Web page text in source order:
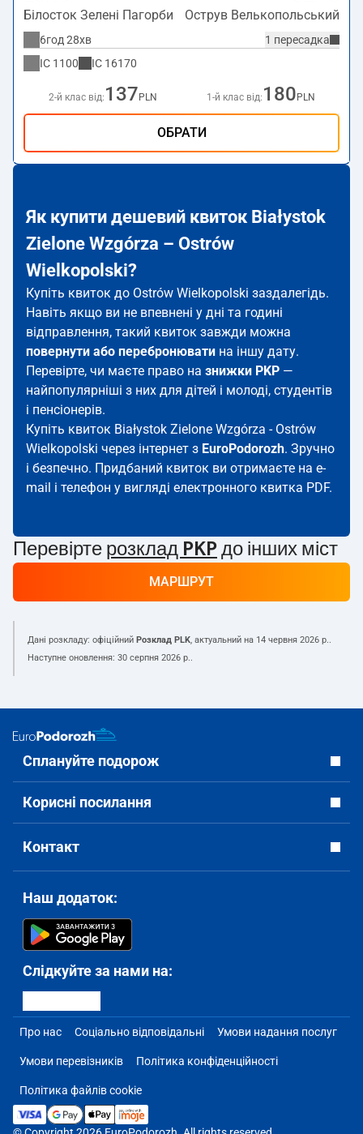
Білосток Зелені Пагорби Острув Велькопольський
1 пересадка
6год 28хв
IC 1100 IC 16170
2-й клас від: 137 PLN 1-й клас від: 180 PLN
ОБРАТИ
Як купити дешевий квиток Białystok
Zielone Wzgórza – Ostrów
Wielkopolski?
Купіть квиток до Ostrów Wielkopolski заздалегідь.
Навіть якщо ви не впевнені у дні та годині
відправлення, такий квиток завжди можна
повернути або перебронювати на іншу дату.
Перевірте, чи маєте право на знижки PKP —
найпопулярніші з них для дітей і молоді, студентів
і пенсіонерів.
Купіть квиток Białystok Zielone Wzgórza - Ostrów
Wielkopolski через інтернет з EuroPodorozh. Зручно
і безпечно. Придбаний квиток ви отримаєте на e-
mail і телефон у вигляді електронного квитка PDF.
Перевірте розклад PKP до інших міст
МАРШРУТ
Дані розкладу: офіційний Розклад PLK, актуальний на 14 червня 2026 р..
Наступне оновлення: 30 серпня 2026 р..
Сплануйте подорож
Корисні посилання
Контакт
Наш додаток:
Слідкуйте за нами на:
Про нас Соціально відповідальні Умови надання послуг
Умови перевізників Політика конфіденційності
Політика файлів cookie